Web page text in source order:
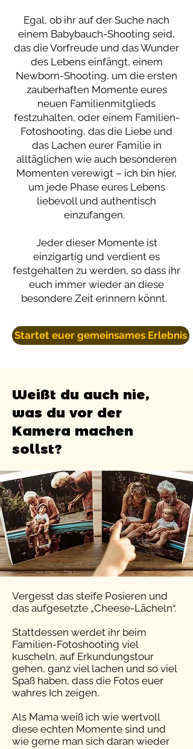
Egal, ob ihr auf der Suche nach
einem Babybauch-Shooting seid,
das die Vorfreude und das Wunder
des Lebens einfängt, einem
Newborn-Shooting, um die ersten
zauberhaften Momente eures
neuen Familienmitglieds
festzuhalten, oder einem Familien-
Fotoshooting, das die Liebe und
das Lachen eurer Familie in
alltäglichen wie auch besonderen
Momenten verewigt – ich bin hier,
um jede Phase eures Lebens
liebevoll und authentisch
einzufangen.
Jeder dieser Momente ist
einzigartig und verdient es
festgehalten zu werden, so dass ihr
euch immer wieder an diese
besondere Zeit erinnern könnt.
Startet euer gemeinsames Erlebnis
Weißt du auch nie,
was du vor der
Kamera machen
sollst?
Vergesst das steife Posieren und
das aufgesetzte „Cheese-Lächeln“.
Stattdessen werdet ihr beim
Familien-Fotoshooting viel
kuscheln, auf Erkundungstour
gehen, ganz viel lachen und so viel
Spaß haben, dass die Fotos euer
wahres Ich zeigen.
Als Mama weiß ich wie wertvoll
diese echten Momente sind und
wie gerne man sich daran wieder